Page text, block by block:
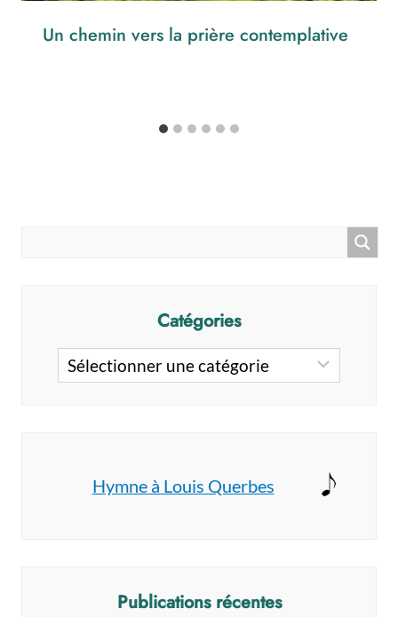
Un chemin vers la prière contemplative
Catégories
Catégories
Hymne à Louis Querbes
Publications récentes